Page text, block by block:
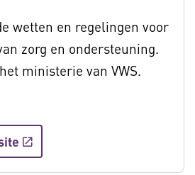
wetten en regelingen voor
zorg en ondersteuning.
ministerie van VWS.